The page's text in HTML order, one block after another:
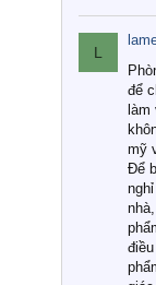
L
để
mỹ
Để